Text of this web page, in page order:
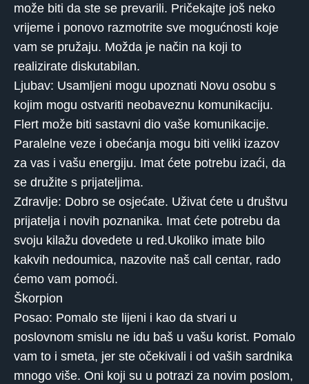
može biti da ste se prevarili. Pričekajte još neko
vrijeme i ponovo razmotrite sve mogućnosti koje
vam se pružaju. Možda je način na koji to
realizirate diskutabilan.
Ljubav: Usamljeni mogu upoznati Novu osobu s
kojim mogu ostvariti neobaveznu komunikaciju.
Flert može biti sastavni dio vaše komunikacije.
Paralelne veze i obećanja mogu biti veliki izazov
za vas i vašu energiju. Imat ćete potrebu izaći, da
se družite s prijateljima.
Zdravlje: Dobro se osjećate. Uživat ćete u društvu
prijatelja i novih poznanika. Imat ćete potrebu da
svoju kilažu dovedete u red.Ukoliko imate bilo
kakvih nedoumica, nazovite naš call centar, rado
ćemo vam pomoći.
Škorpion
Posao: Pomalo ste lijeni i kao da stvari u
poslovnom smislu ne idu baš u vašu korist. Pomalo
vam to i smeta, jer ste očekivali i od vaših sardnika
mnogo više. Oni koji su u potrazi za novim poslom,